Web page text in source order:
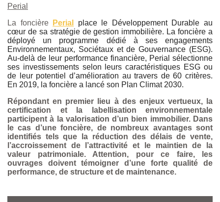
Perial
La foncière
Perial
place le Développement Durable au
cœur de sa stratégie de gestion immobilière. La foncière a
déployé un programme dédié à ses engagements
Environnementaux, Sociétaux et de Gouvernance (ESG).
Au-delà de leur performance financière, Perial sélectionne
ses investissements selon leurs caractéristiques ESG ou
de leur potentiel d’amélioration au travers de 60 critères.
En 2019, la foncière a lancé son Plan Climat 2030.
Répondant en premier lieu à des enjeux vertueux, la
certification et la labellisation environnementale
participent à la valorisation d’un bien immobilier. Dans
le cas d’une foncière, de nombreux avantages sont
identifiés tels que la réduction des délais de vente,
l’accroissement de l’attractivité et le maintien de la
valeur patrimoniale. Attention, pour ce faire, les
ouvrages doivent témoigner d’une forte qualité de
performance, de structure et de maintenance.